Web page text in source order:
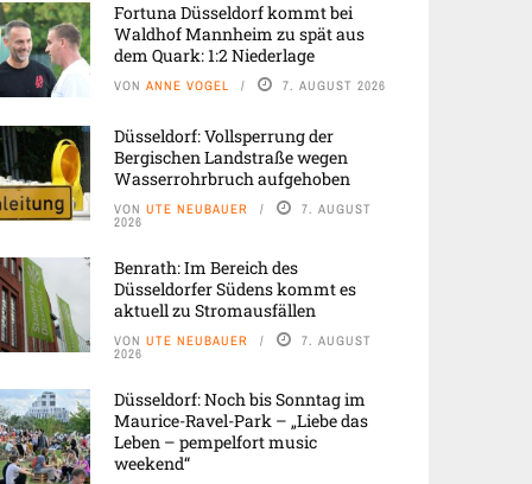
Fortuna Düsseldorf kommt bei
Waldhof Mannheim zu spät aus
dem Quark: 1:2 Niederlage
VON ANNE VOGEL 7. AUGUST 2026
Düsseldorf: Vollsperrung der
Bergischen Landstraße wegen
Wasserrohrbruch aufgehoben
VON UTE NEUBAUER 7. AUGUST
2026
Benrath: Im Bereich des
Düsseldorfer Südens kommt es
aktuell zu Stromausfällen
VON UTE NEUBAUER 7. AUGUST
2026
Düsseldorf: Noch bis Sonntag im
Maurice-Ravel-Park – „Liebe das
Leben – pempelfort music
weekend“